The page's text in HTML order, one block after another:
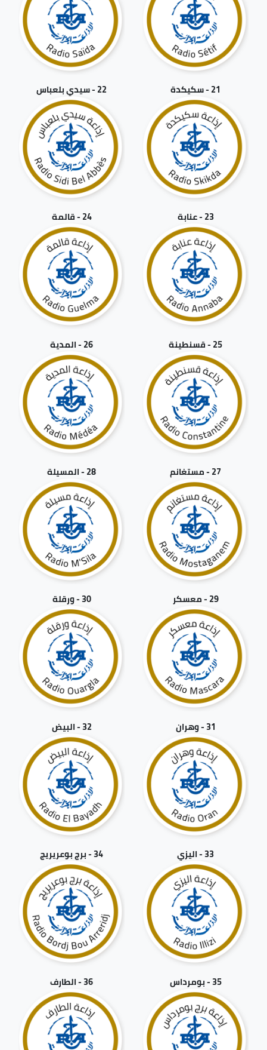
21 - سكيكدة 22 - سيدي بلعباس
23 - عنابة 24 - قالمة
25 - قسنطينة 26 - المدية
27 - مستغانم 28 - المسيلة
29 - معسكر 30 - ورقلة
31 - وهران 32 - البيض
33 - اليزي 34 - برج بوعريريج
35 - بومرداس 36 - الطارف